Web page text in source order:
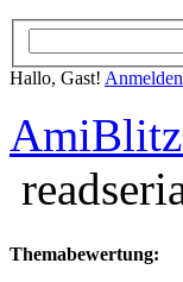
Hallo, Gast! Anmelden
Themabewertung: